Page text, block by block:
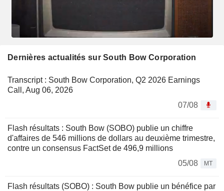
Dernières actualités sur South Bow Corporation
Transcript : South Bow Corporation, Q2 2026 Earnings
Call, Aug 06, 2026
07/08
Flash résultats : South Bow (SOBO) publie un chiffre
d'affaires de 546 millions de dollars au deuxième trimestre,
contre un consensus FactSet de 496,9 millions
05/08
MT
Flash résultats (SOBO) : South Bow publie un bénéfice par